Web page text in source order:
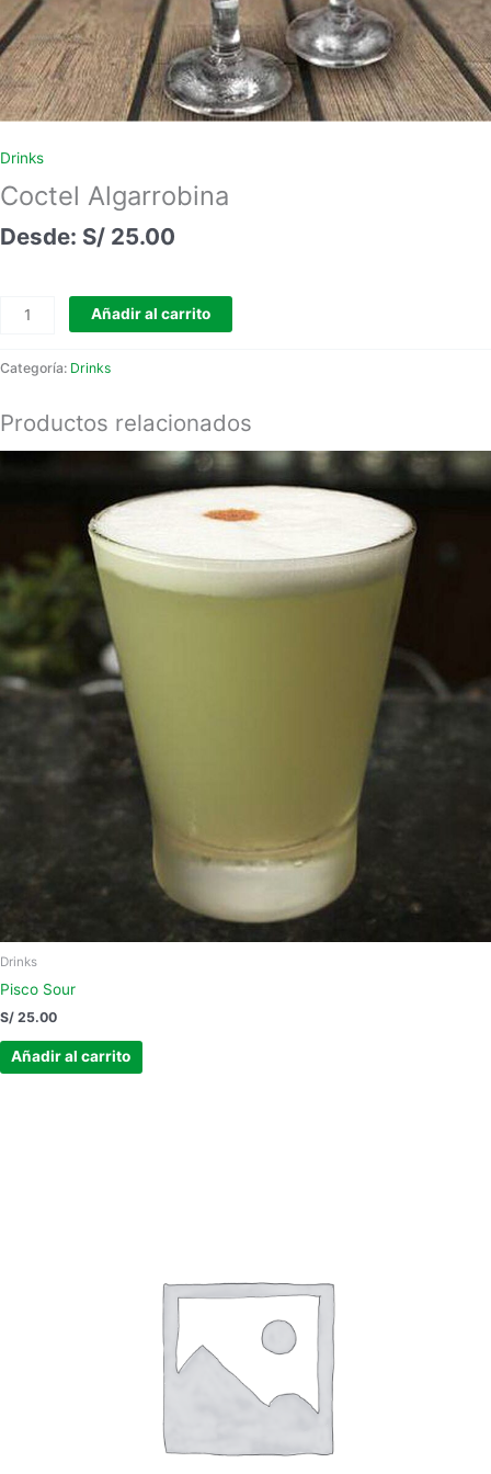
Drinks
Coctel Algarrobina
S/ 25.00
Añadir al carrito
Categoría: Drinks
Productos relacionados
Drinks
Pisco Sour
S/ 25.00
Añadir al carrito